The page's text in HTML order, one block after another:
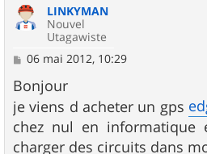
LINKYMAN
Nouvel
Utagawiste
M
s
s
a
g
e
06 mai 2012, 10:29
Bonjour
je viens d acheter un gps
chez nul en
charger des circuits dans